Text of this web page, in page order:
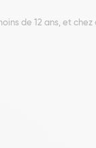
de 12 ans, et chez